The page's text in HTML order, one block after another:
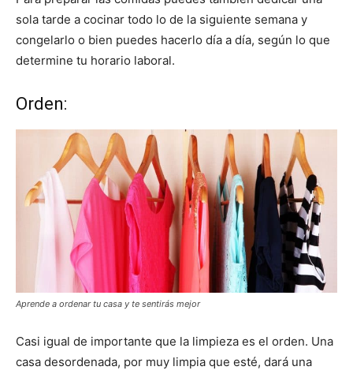
sola tarde a cocinar todo lo de la siguiente semana y
congelarlo o bien puedes hacerlo día a día, según lo que
determine tu horario laboral.
Orden:
Aprende a ordenar tu casa y te sentirás mejor
Casi igual de importante que la limpieza es el orden. Una
casa desordenada, por muy limpia que esté, dará una